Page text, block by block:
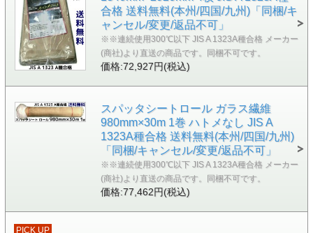
合格 送料無料(本州/四国/九州)「同梱/キ
ャンセル/変更/返品不可」
※※連続使用300℃以下 JIS A 1323A種合格 メーカー
(商社)より直送の商品です。同梱不可です。
価格:72,927円(税込)
スパッタシートロール ガラス繊維
980mm×30m 1巻 ハトメなし JIS A
1323A種合格 送料無料(本州/四国/九州)
「同梱/キャンセル/変更/返品不可」
※※連続使用300℃以下 JIS A 1323A種合格 メーカー
(商社)より直送の商品です。同梱不可です。
価格:77,462円(税込)
PICK UP